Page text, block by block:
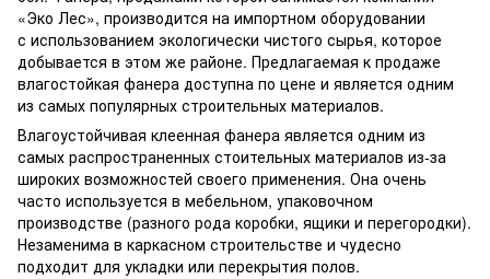
«Эко Лес», производится на импортном оборудовании
с использованием экологически чистого сырья, которое
добывается в этом же районе. Предлагаемая к продаже
влагостойкая фанера доступна по цене и является одним
из самых популярных строительных материалов.
Влагоустойчивая клеенная фанера является одним из
самых распространенных стоительных материалов из-за
широких возможностей своего применения. Она очень
часто используется в мебельном, упаковочном
производстве (разного рода коробки, ящики и перегородки).
Незаменима в каркасном строительстве и чудесно
подходит для укладки или перекрытия полов.